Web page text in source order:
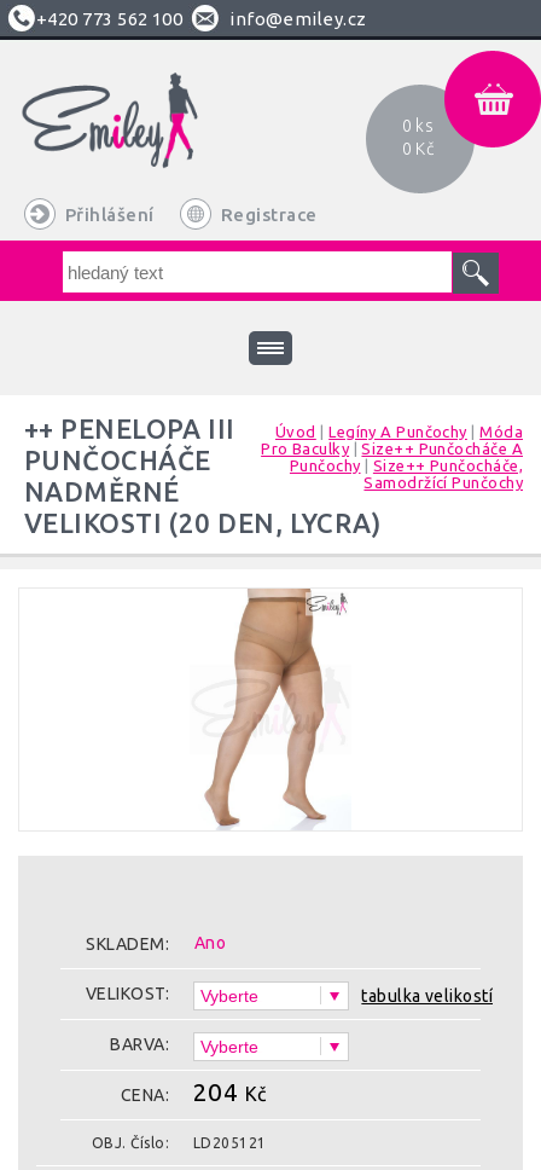
+420 773 562 100 info@emiley.cz
Přihlášení Registrace
0 ks
0 Kč
Úvod |Legíny A Punčochy |Móda
Pro Baculky |Size++ Punčocháče A
Punčochy
Size++ Punčocháče,
Samodržící Punčochy
++ PENELOPA III
PUNČOCHÁČE
NADMĚRNÉ
VELIKOSTI (20 DEN, LYCRA)
SKLADEM: Ano
VELIKOST: tabulka velikostí
BARVA:
CENA: 204 Kč
OBJ. Číslo: LD205121